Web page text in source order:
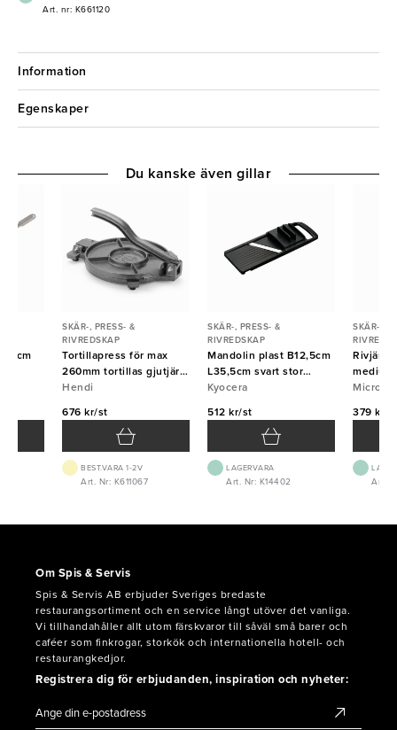
Art. nr: K661120
Information
Egenskaper
SKÄR-, PRESS- &
RIVREDSKAP
Tortillapress för max
260mm tortillas gjutjärn
Hendi
Hendi
676 kr/st
BEST.VARA 1-2V
Art. Nr: K611067
SKÄR-, PRESS- &
RIVREDSKAP
Mandolin plast B12,5cm
L35,5cm svart stor
Kyocera
Kyocera
512 kr/st
LAGERVARA
Art. Nr: K14402
SKÄR-,
Rivjärn
medium
379 kr/
Art.
Du kanske även gillar
Om Spis & Servis
Spis & Servis AB erbjuder Sveriges bredaste
restaurangsortiment och en service långt utöver det vanliga.
Vi tillhandahåller allt utom färskvaror till såväl små barer och
caféer som finkrogar, storkök och internationella hotell- och
restaurangkedjor.
Registrera dig för erbjudanden, inspiration och nyheter: